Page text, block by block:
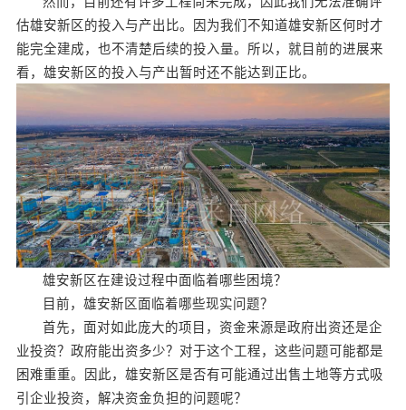
估雄安新区的投入与产出比。因为我们不知道雄安新区何时才
能完全建成，也不清楚后续的投入量。所以，就目前的进展来
看，雄安新区的投入与产出暂时还不能达到正比。
雄安新区在建设过程中面临着哪些困境？
目前，雄安新区面临着哪些现实问题？
首先，面对如此庞大的项目，资金来源是政府出资还是企
业投资？政府能出资多少？对于这个工程，这些问题可能都是
困难重重。因此，雄安新区是否有可能通过出售土地等方式吸
引企业投资，解决资金负担的问题呢？